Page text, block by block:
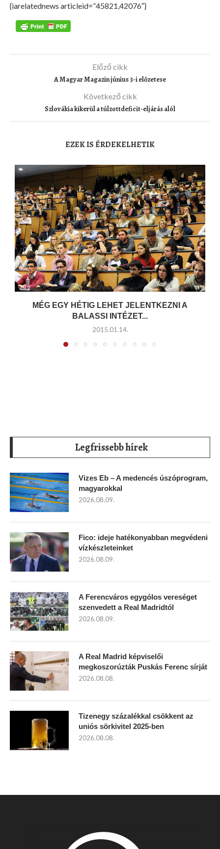
{iarelatednews articleid=”45821,42076″}
Előző cikk
A Magyar Magazin június 3-i előzetese
Következő cikk
Szlovákia kikerül a túlzottdeficit-eljárás alól
EZEK IS ÉRDEKELHETIK
MÉG EGY HÉTIG LEHET JELENTKEZNI A
BALASSI INTÉZET...
2015.01.14.
Legfrissebb hírek
Vizes Eb – A medencés úszóprogram,
magyarokkal
2026.08.09.
Fico: ideje hatékonyabban megvédeni
vízkészleteinket
2026.08.09.
A Ferencváros egygólos vereséget
szenvedett a Real Madridtól
2026.08.09.
A Real Madrid képviselői
megkoszorúzták Puskás Ferenc sírját
2026.08.08.
Tizenegy százalékkal csökkent az
uniós sörkivitel 2025-ben
2026.08.08.